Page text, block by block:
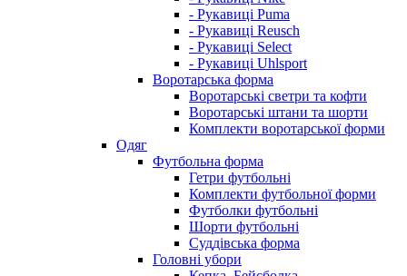
- Рукавиці Puma
- Рукавиці Reusch
- Рукавиці Select
- Рукавиці Uhlsport
Воротарська форма
Воротарські светри та кофти
Воротарські штани та шорти
Комплекти воротарської форми
Одяг
Футбольна форма
Гетри футбольні
Комплекти футбольної форми
Футболки футбольні
Шорти футбольні
Суддівська форма
Головні убори